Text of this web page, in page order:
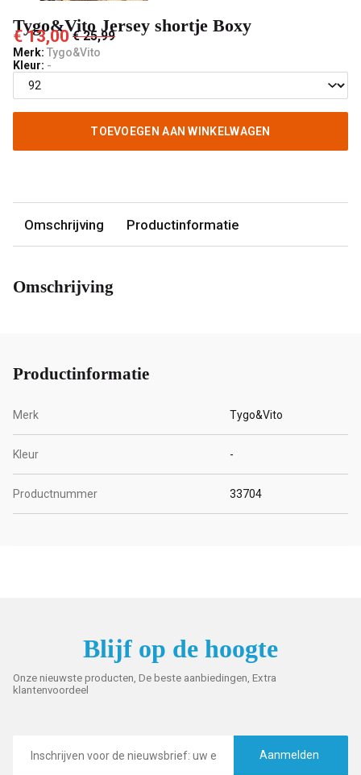
Tygo&Vito Jersey shortje Boxy
€ 13,00 € 25,99
Merk: Tygo&Vito
Kleur: -
TOEVOEGEN AAN WINKELWAGEN
Omschrijving Productinformatie
Omschrijving
Productinformatie
Merk Tygo&Vito
Kleur -
Productnummer 33704
Blijf op de hoogte
Onze nieuwste producten, De beste aanbiedingen, Extra
klantenvoordeel
mailadres
Aanmelden